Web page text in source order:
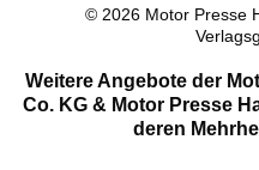
© 2026 Motor Presse
Weitere Angebote der
Co. KG & Motor Presse
deren